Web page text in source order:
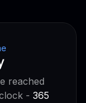
reached
- 365